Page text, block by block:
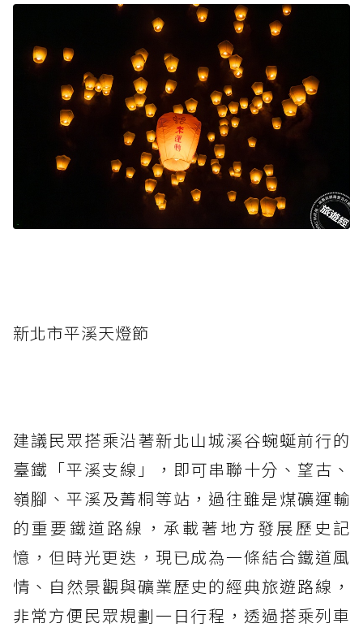
新北市平溪天燈節
建議民眾搭乘沿著新北山城溪谷蜿蜒前行的
臺鐵「平溪支線」，即可串聯十分、望古、
嶺腳、平溪及菁桐等站，過往雖是煤礦運輸
的重要鐵道路線，承載著地方發展歷史記
憶，但時光更迭，現已成為一條結合鐵道風
情、自然景觀與礦業歷史的經典旅遊路線，
非常方便民眾規劃一日行程，透過搭乘列車